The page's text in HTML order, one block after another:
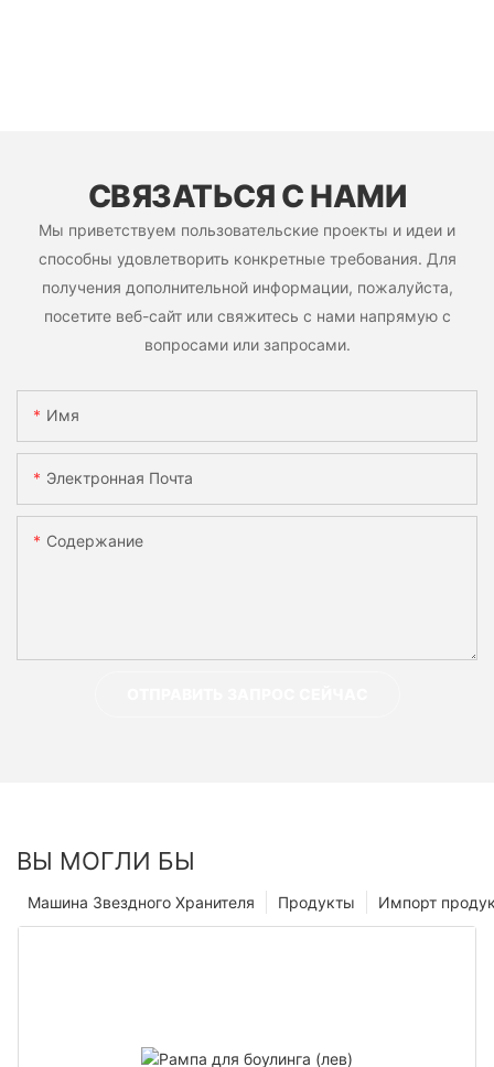
СВЯЗАТЬСЯ С НАМИ
Мы приветствуем пользовательские проекты и идеи и
способны удовлетворить конкретные требования. Для
получения дополнительной информации, пожалуйста,
посетите веб-сайт или свяжитесь с нами напрямую с
вопросами или запросами.
Имя
Электронная Почта
Содержание
ВЫ МОГЛИ БЫ
Импорт
Продукты
Машина Звездного Хранителя